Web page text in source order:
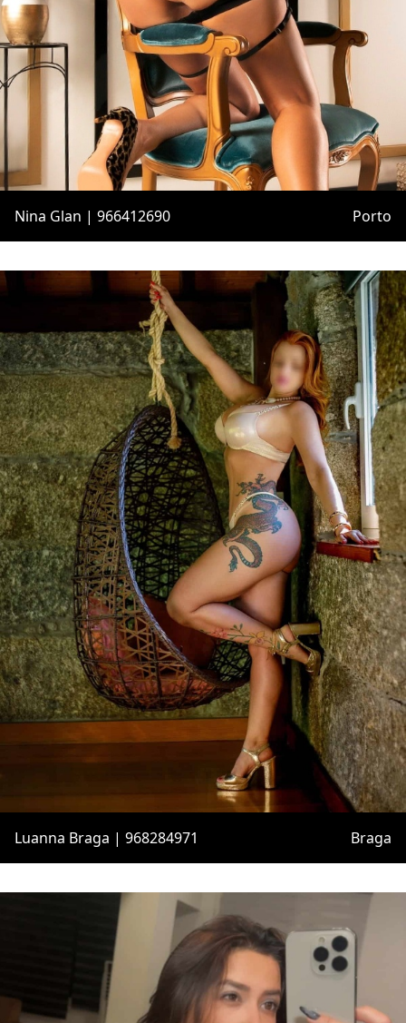
Nina Glan | 966412690 Porto
Luanna Braga | 968284971 Braga